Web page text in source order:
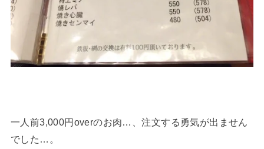
一人前3,000円overのお肉…、注文する勇気が出ません
でした…。